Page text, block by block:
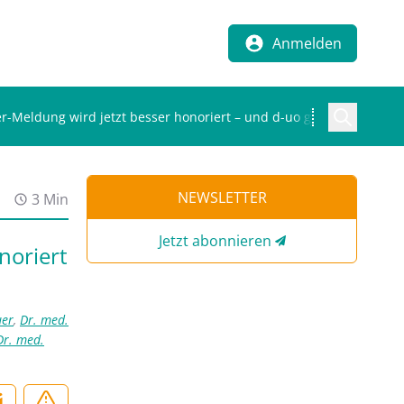
Anmelden
Meldung wird jetzt besser honoriert – und d-uo geht mit
3 Min
, Dr. med.
med.
NEWSLETTER
Jetzt abonnieren